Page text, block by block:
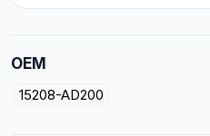
OEM
15208-AD200